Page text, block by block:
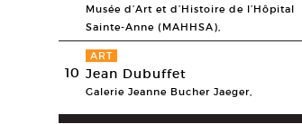
Musée d’Art et d’Histoire de l’Hôpital
Sainte-Anne (MAHHSA),
10
ART
Jean Dubuffet
Galerie Jeanne Bucher Jaeger,